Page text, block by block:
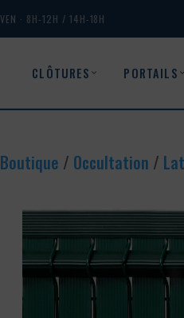
· 8H-12H / 14H-18H
CLÔTURES PORTAILS
Boutique / Occultation /